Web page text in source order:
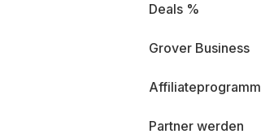
Deals %
Grover Business
Affiliateprogramm
Partner werden